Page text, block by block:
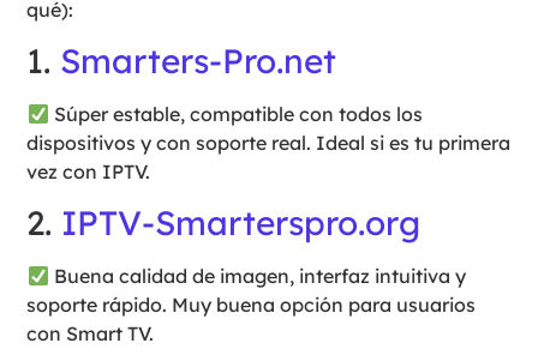
qué):
1. Smarters-Pro.net
Súper estable, compatible con todos los
dispositivos y con soporte real. Ideal si es tu primera
vez con IPTV.
2. IPTV-Smarterspro.org
Buena calidad de imagen, interfaz intuitiva y
soporte rápido. Muy buena opción para usuarios
con Smart TV.